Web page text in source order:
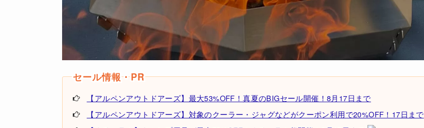
【アルペンアウトドアーズ】最大53%OFF！真夏のBIGセール開催！8月17日まで
【アルペンアウトドアーズ】対象のクーラー・ジャグなどがクーポン利用で20%OFF！17日まで